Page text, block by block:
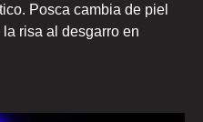
Posca cambia de piel
risa al desgarro en